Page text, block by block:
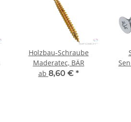
Holzbau-Schraube
Maderatec, BÄR
ab 8,60 € *